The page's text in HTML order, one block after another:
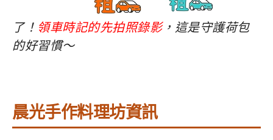
了！ 領車時記的先拍照錄影，這是守護荷包
的好習慣～
晨光手作料理坊資訊